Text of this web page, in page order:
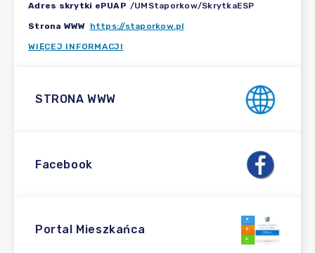
Adres skrytki ePUAP /UMStaporkow/SkrytkaESP
Strona WWW https://staporkow.pl
WIĘCEJ INFORMACJI
STRONA WWW
Facebook
Portal Mieszkańca